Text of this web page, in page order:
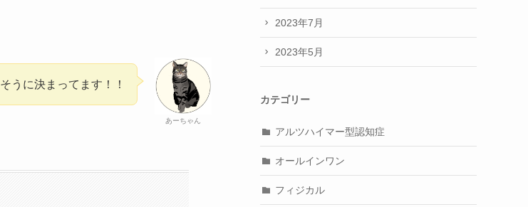
あーちゃん
そうに決まってます！！
2023年7月
2023年5月
カテゴリー
アルツハイマー型認知症
オールインワン
フィジカル